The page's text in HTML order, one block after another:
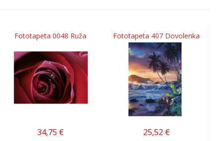
Fototapeta 0048 Ruža
34,75 €
Fototapeta 407 Dovolenka
25,52 €